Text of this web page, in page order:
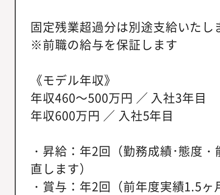
固定残業超過分は別途支給いたし
※前職の給与を保証します
《モデル年収》
年収460～500万円 ／ 入社3年目
年収600万円 ／ 入社5年目
・昇給：年2回（勤務成績･態度
直します）
・賞与：年2回（前年度実績1.5ヶ